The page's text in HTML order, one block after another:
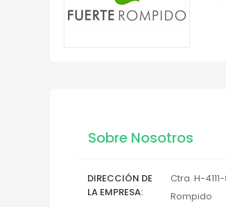
Sobre Nosotros
DIRECCIÓN DE
LA EMPRESA
Ctra. H-
Rompido